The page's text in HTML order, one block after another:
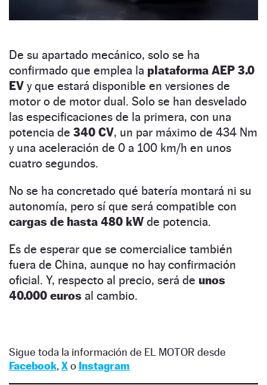
De su apartado mecánico, solo se ha
confirmado que emplea la plataforma AEP 3.0
EV y que estará disponible en versiones de
motor o de motor dual. Solo se han desvelado
las especificaciones de la primera, con una
potencia de 340 CV, un par máximo de 434 Nm
y una aceleración de 0 a 100 km/h en unos
cuatro segundos.
No se ha concretado qué batería montará ni su
autonomía, pero sí que será compatible con
cargas de hasta 480 kW de potencia.
Es de esperar que se comercialice también
fuera de China, aunque no hay confirmación
oficial. Y, respecto al precio, será de unos
40.000 euros al cambio.
Sigue toda la información de EL MOTOR desde
Facebook, Xo Instagram